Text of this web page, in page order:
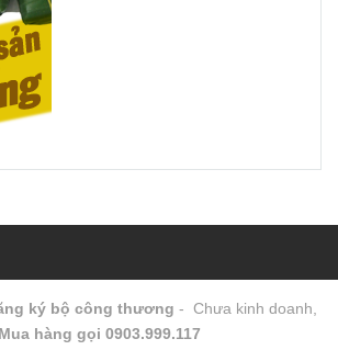
ký bộ công thương - Chưa kinh doanh,
Mua hàng gọi 0903.999.117